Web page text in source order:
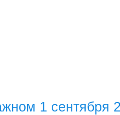
1 сентября